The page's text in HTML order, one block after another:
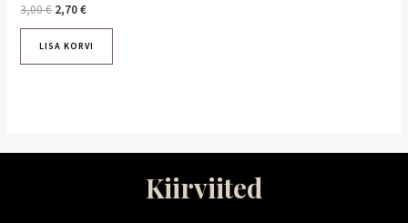
3,00€ 2,70€
LISA KORVI
Kiirviited